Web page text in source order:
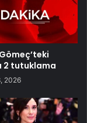
2 tutuklama
2026